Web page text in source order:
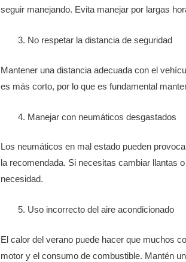
seguir manejando. Evita manejar por largas
No respetar la distancia de seguridad
Mantener una distancia adecuada con el
es más corto, por lo que es fundamental
Manejar con neumáticos desgastados
Los neumáticos en mal estado pueden
la recomendada. Si necesitas cambiar llantas
necesidad.
Uso incorrecto del aire acondicionado
El calor del verano puede hacer que muchos
motor y el consumo de combustible. Mantén